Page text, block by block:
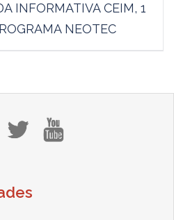
INFORMATIVA CEIM, 1
NEOTEC